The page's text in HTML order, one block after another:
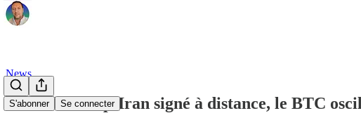
S'abonner Se connecter
News
Accord Trump-Iran signé à distance, le BTC